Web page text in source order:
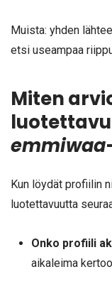
Muista: yhden
etsi useampaa
Miten
emmiwaa
Kun löydät profiilin
luotettavuutta
Onko profiili
aikaleima